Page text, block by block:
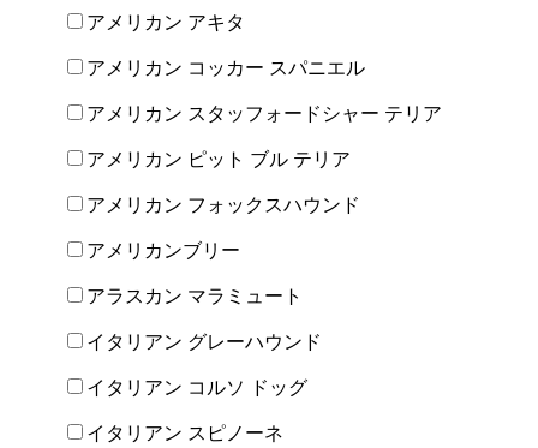
アメリカン アキタ
アメリカン コッカー スパニエル
アメリカン スタッフォードシャー テリア
アメリカン ピット ブル テリア
アメリカン フォックスハウンド
アメリカンブリー
アラスカン マラミュート
イタリアン グレーハウンド
イタリアン コルソ ドッグ
イタリアン スピノーネ